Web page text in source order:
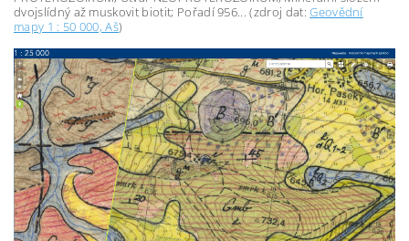
dvojslídný až muskovit biotit; Pořadí 956... (zdroj dat:Geovědní
mapy 1 : 50 000, Aš)